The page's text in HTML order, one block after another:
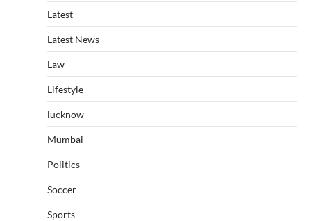
Latest
Latest News
Law
Lifestyle
lucknow
Mumbai
Politics
Soccer
Sports